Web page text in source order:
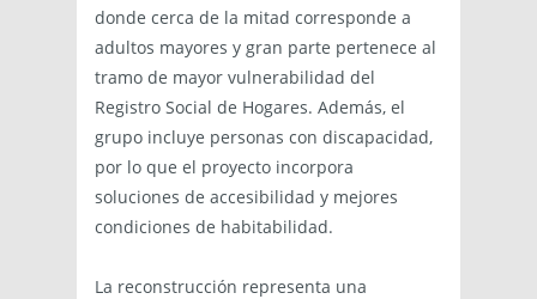
donde cerca de la mitad corresponde a
adultos mayores y gran parte pertenece al
tramo de mayor vulnerabilidad del
Registro Social de Hogares. Además, el
grupo incluye personas con discapacidad,
por lo que el proyecto incorpora
soluciones de accesibilidad y mejores
condiciones de habitabilidad.
La reconstrucción representa una